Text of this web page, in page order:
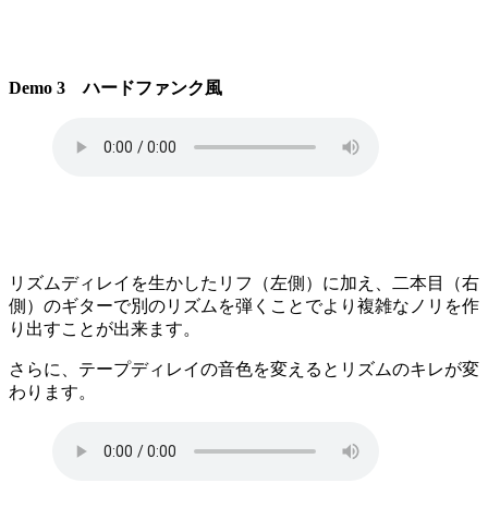
Demo 3 ハードファンク風
リズムディレイを生かしたリフ（左側）に加え、二本目（右
側）のギターで別のリズムを弾くことでより複雑なノリを作
り出すことが出来ます。
さらに、テープディレイの音色を変えるとリズムのキレが変
わります。